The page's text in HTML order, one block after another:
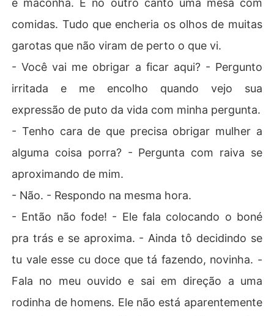
e maconha. E no outro canto uma mesa com
comidas. Tudo que encheria os olhos de muitas
garotas que não viram de perto o que vi.
- Você vai me obrigar a ficar aqui? - Pergunto
irritada e me encolho quando vejo sua
expressão de puto da vida com minha pergunta.
- Tenho cara de que precisa obrigar mulher a
alguma coisa porra? - Pergunta com raiva se
aproximando de mim.
- Não. - Respondo na mesma hora.
- Então não fode! - Ele fala colocando o boné
pra trás e se aproxima. - Ainda tô decidindo se
tu vale esse cu doce que tá fazendo, novinha. -
Fala no meu ouvido e sai em direção a uma
rodinha de homens. Ele não está aparentemente